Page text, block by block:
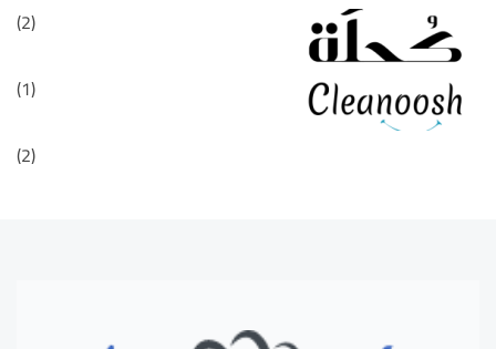
(2)
(1)
(2)